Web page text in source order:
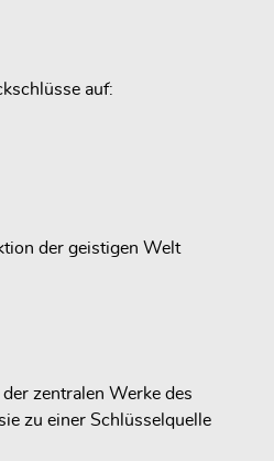
auf:
der geistigen Welt
zentralen Werke des
zu einer Schlüsselquelle